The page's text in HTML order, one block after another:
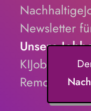
Newsletter
Unsere
KIJobs.de